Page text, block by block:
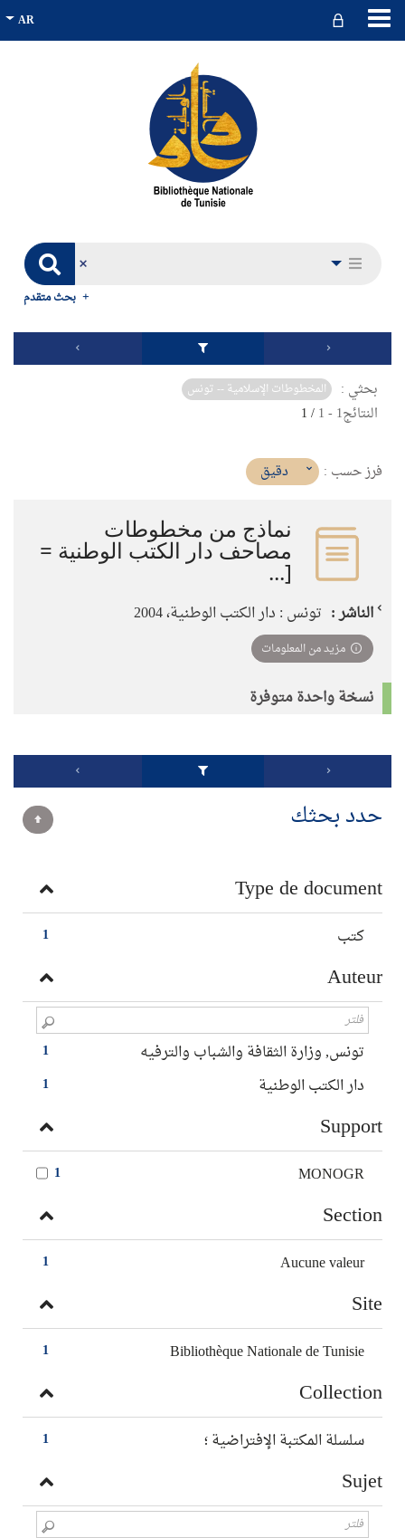
بحث متقدم
بحثي : المخطوطات الإسلامية -- تونس
النتائج1
-
1
/ 1
فرز حسب : (imediat
تأثير)
دقيق
نماذج من مخطوطات
مصاحف دار الكتب الوطنية =
[...
الناشر : تونس : دار الكتب الوطنية، 2004
مزيد من المعلومات
نسخة واحدة متوفرة
حدد بحثك
Type de document
1 كتب
Auteur
1 تونس, وزارة الثقافة والشباب والترفيه
1 دار الكتب الوطنية
Support
1 MONOGR
Section
1 Aucune valeur
Site
1 Bibliothèque Nationale de Tunisie
Collection
1 سلسلة المكتبة الإفتراضية ؛
Sujet